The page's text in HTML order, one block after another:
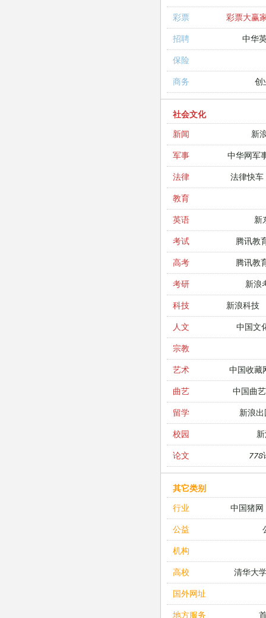
彩票 彩票大赢
招聘 中华
保险
商务 创
社会文化
新闻
新
军事 中华网军
法律 法律快车
教育
英语 新
考试 腾讯教
高考 腾讯教
考研 新浪
科技 新浪科技
人文 中国文
宗教
艺术 中国收藏
曲艺 中国曲
留学 新浪
校园
论文 778
其它类别
行业
中国猪网
公益
机构
高校 清华大
国外网址
地方服务